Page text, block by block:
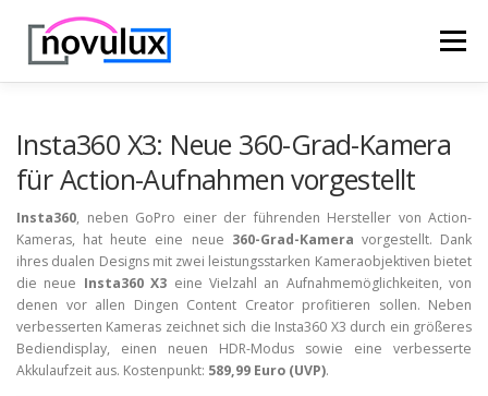
Inhalt
springen
Menü
Insta360 X3: Neue 360-Grad-Kamera
für Action-Aufnahmen vorgestellt
Insta360, neben GoPro einer der führenden Hersteller von Action-
Kameras, hat heute eine neue 360-Grad-Kamera vorgestellt. Dank
ihres dualen Designs mit zwei leistungsstarken Kameraobjektiven bietet
die neue Insta360 X3 eine Vielzahl an Aufnahmemöglichkeiten, von
denen vor allen Dingen Content Creator profitieren sollen. Neben
verbesserten Kameras zeichnet sich die Insta360 X3 durch ein größeres
Bediendisplay, einen neuen HDR-Modus sowie eine verbesserte
Akkulaufzeit aus. Kostenpunkt: 589,99 Euro (UVP).